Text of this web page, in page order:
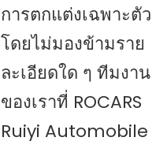
การตกแต่งเฉพาะตัว
โดยไม่มองข้ามราย
ละเอียดใด ๆ ทีมงาน
ของเราที่ ROCARS
Ruiyi Automobile